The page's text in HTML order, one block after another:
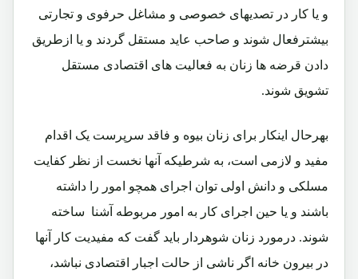
و یا کار در تصدیهای خصوصی و مشاغل حرفوی و تجارتی
بیشترفعال شوند و صاحب عاید مستقل گردند و یا ازطریق
دادن قرضه ها زنان به فعالیت های اقتصادی مستقل
تشویق شوند.
بهرحال اینکار برای زنان بیوه و فاقد سرپرست یک اقدام
مفید و لازمی است، به شرطیکه آنها نخست از نظر کفایت
مسلکی و دانش اولی توان اجرای همچو امور را داشته
باشند و یا حین اجرای کار به امور مربوطه آشنا ساخته
شوند. درمورد زنان شوهردار باید گفت که مفیدیت کار آنها
در بیرون خانه اگر ناشی از حالت اجبار اقتصادی نباشد،